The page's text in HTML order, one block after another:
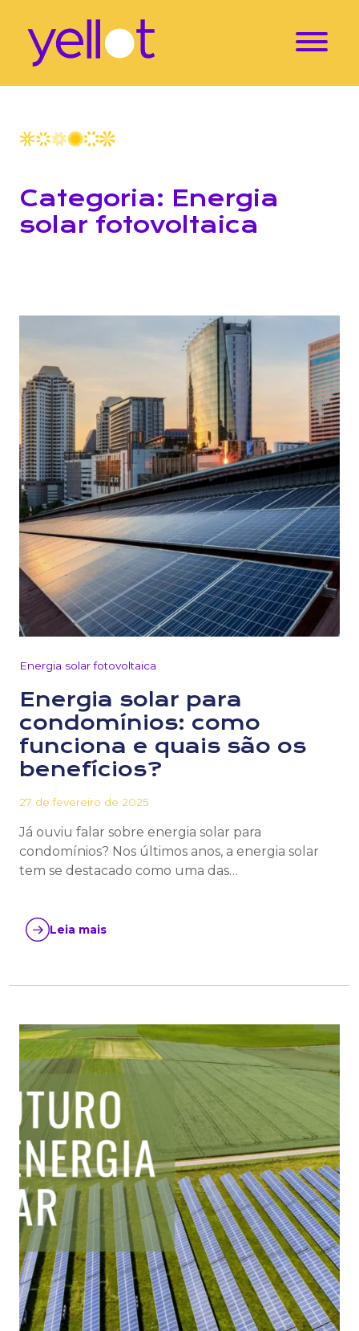
Categoria: Energia
solar fotovoltaica
Energia solar fotovoltaica
Energia solar para
condomínios: como
funciona e quais são os
benefícios?
27 de fevereiro de 2025
Já ouviu falar sobre energia solar para
condomínios? Nos últimos anos, a energia solar
tem se destacado como uma das…
Leia mais